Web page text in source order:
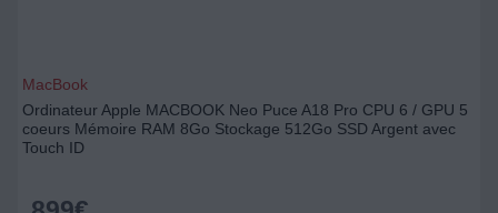
MacBook
Ordinateur Apple MACBOOK Neo Puce A18 Pro CPU 6 / GPU 5
coeurs Mémoire RAM 8Go Stockage 512Go SSD Argent avec
Touch ID